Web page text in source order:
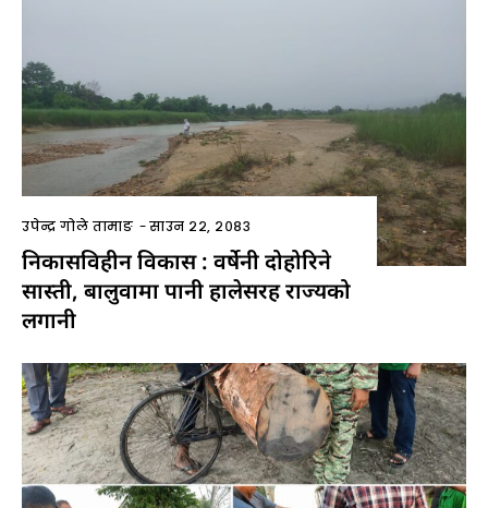
उपेन्द्र गोले तामाङ -साउन २२, २०८३
निकासविहीन विकास : वर्षेनी दोहोरिने
सास्ती, बालुवामा पानी हालेसरह राज्यको
लगानी